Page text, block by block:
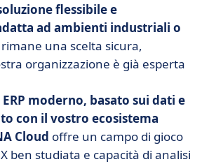
flessibile e
ad ambienti industriali o
rimane una scelta sicura,
organizzazione è già esperta
ERP moderno, basato sui dati e
con il vostro ecosistema
Cloud offre un campo di gioco
ben studiata e capacità di analisi